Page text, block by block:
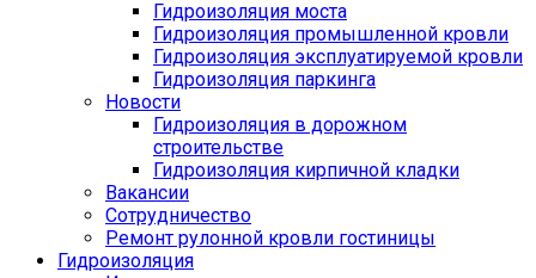
Гидроизоляция моста
Гидроизоляция промышленной кровли
Гидроизоляция эксплуатируемой кровли
Гидроизоляция паркинга
Новости
Гидроизоляция в дорожном
строительстве
Гидроизоляция кирпичной кладки
Вакансии
Сотрудничество
Ремонт рулонной кровли гостиницы
Гидроизоляция